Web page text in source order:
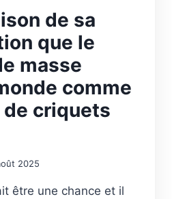
de sa
que le
masse
comme
criquets
2025
être une chance et il